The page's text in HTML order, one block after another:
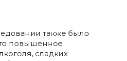
также было
повышенное
сладких